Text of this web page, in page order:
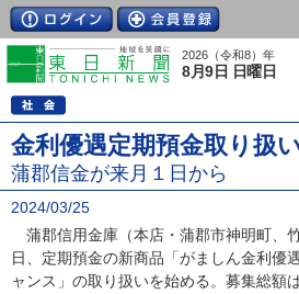
2026（令和8）年
8月9日 日曜日
金利優遇定期預金取り扱
蒲郡信金が来月１日から
2024/03/25
蒲郡信用金庫（本店・蒲郡市神明町、
日、定期預金の新商品「がましん金利優
ャンス」の取り扱いを始める。募集総額